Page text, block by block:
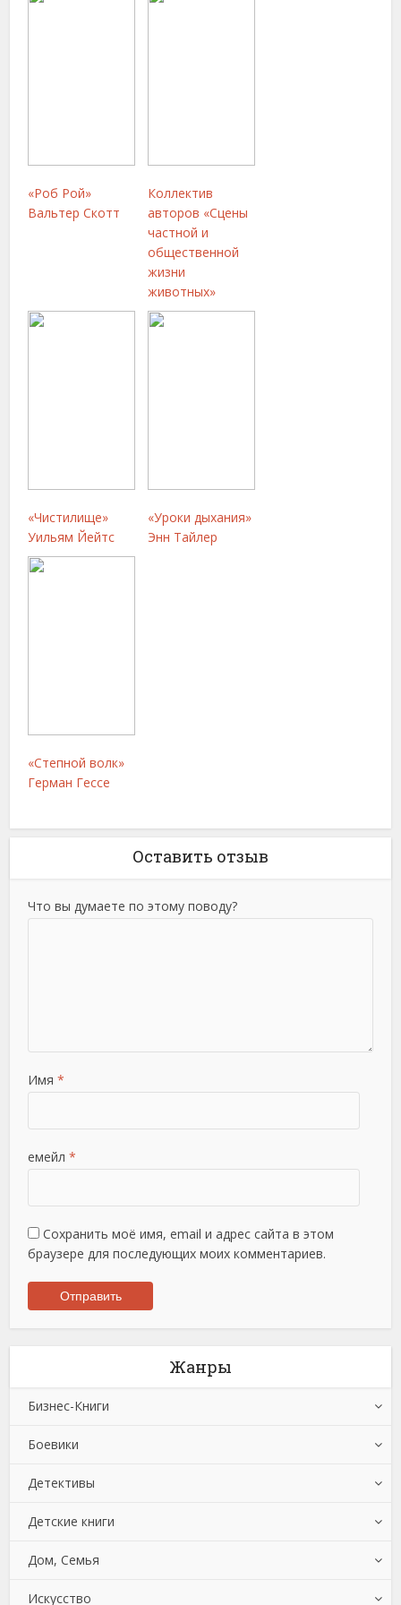
«Роб Рой»
Вальтер Скотт
Коллектив
авторов «Сцены
частной и
общественной
жизни
животных»
«Чистилище»
Уильям Йейтс
«Уроки дыхания»
Энн Тайлер
«Степной волк»
Герман Гессе
Оставить отзыв
Что вы думаете по этому поводу?
Имя *
емейл *
Сохранить моё имя, email и адрес сайта в этом
браузере для последующих моих комментариев.
Жанры
Бизнес-Книги
Банковское дело
Бухучет, налогообложение, аудит
Делопроизводство
Зарубежная деловая литература
Корпоративная культура
Боевики
Боевики: Прочее
Криминальные боевики
Триллеры
Детективы
Зарубежные детективы
Иронические детективы
Исторические детективы
Детские книги
Детская проза
Детская фантастика
Дом, Семья
Автомобили и ПДД
Искусство